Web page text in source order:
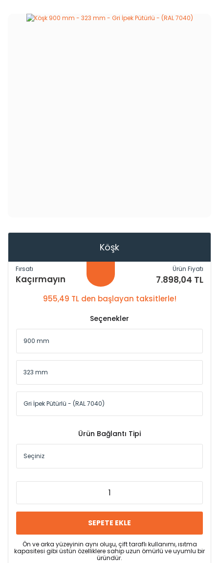
Köşk
Fırsatı
Kaçırmayın
Ürün Fiyatı
7.898,04 TL
955,49 TL den başlayan taksitlerle!
Seçenekler
Ürün Bağlantı Tipi
SEPETE EKLE
Ön ve arka yüzeyinin aynı oluşu, çift taraflı kullanımı, ısıtma
kapasitesi gibi üstün özelliklere sahip uzun ömürlü ve uyumlu bir
üründür.